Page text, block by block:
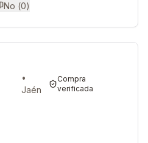
No (0)
•
Jaén
Compra
verificada